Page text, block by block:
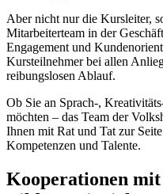
Aber nicht nur die Kursleiter,
Mitarbeiterteam in der
Engagement und
Kursteilnehmer bei allen
reibungslosen Ablauf.
Ob Sie an Sprach-,
möchten – das Team der
Ihnen mit Rat und Tat zur
Kompetenzen und Talente.
Kooperationen